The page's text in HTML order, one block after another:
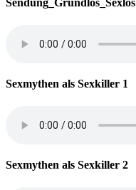
Sexmythen als Sexkiller 1
Sexmythen als Sexkiller 2